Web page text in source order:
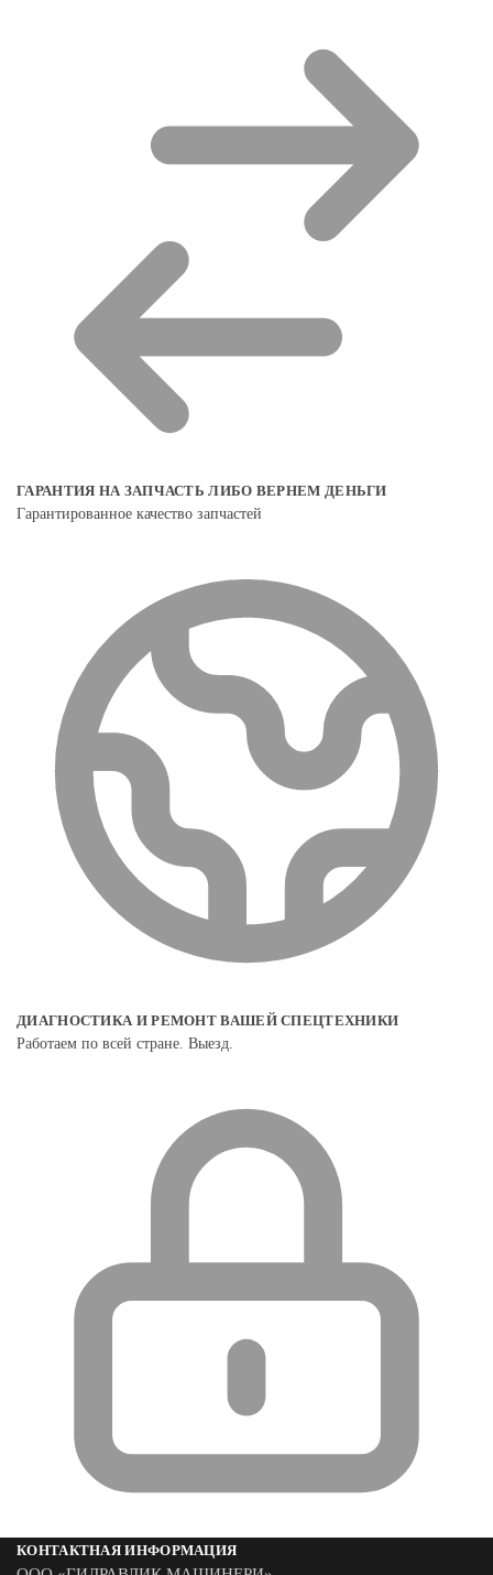
ГАРАНТИЯ НА ЗАПЧАСТЬ ЛИБО ВЕРНЕМ ДЕНЬГИ
Гарантированное качество запчастей
ДИАГНОСТИКА И РЕМОНТ ВАШЕЙ СПЕЦТЕХНИКИ
Работаем по всей стране. Выезд.
КОНТАКТНАЯ ИНФОРМАЦИЯ